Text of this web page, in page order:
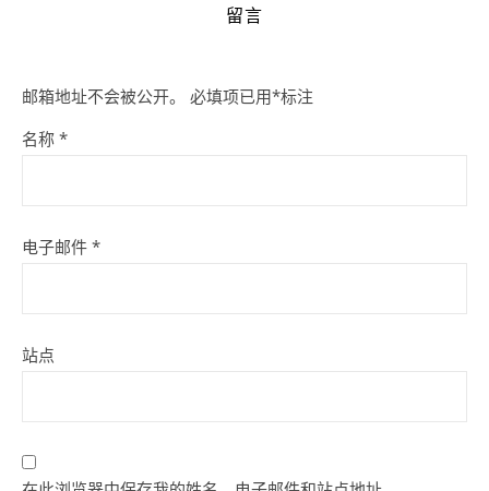
留言
邮箱地址不会被公开。 必填项已用*标注
名称 *
电子邮件 *
站点